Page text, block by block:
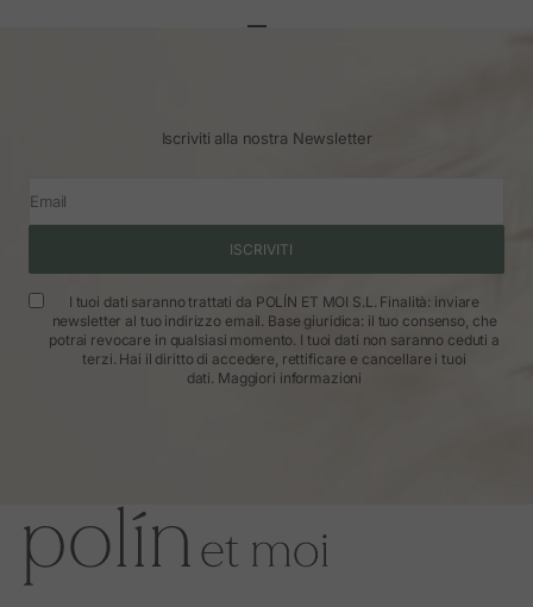
Iscriviti alla nostra Newsletter
Email
ISCRIVITI
I tuoi dati saranno trattati da POLÍN ET MOI S.L. Finalità: inviare
newsletter al tuo indirizzo email. Base giuridica: il tuo consenso, che
potrai revocare in qualsiasi momento. I tuoi dati non saranno ceduti a
terzi. Hai il diritto di accedere, rettificare e cancellare i tuoi
dati. Maggiori informazioni